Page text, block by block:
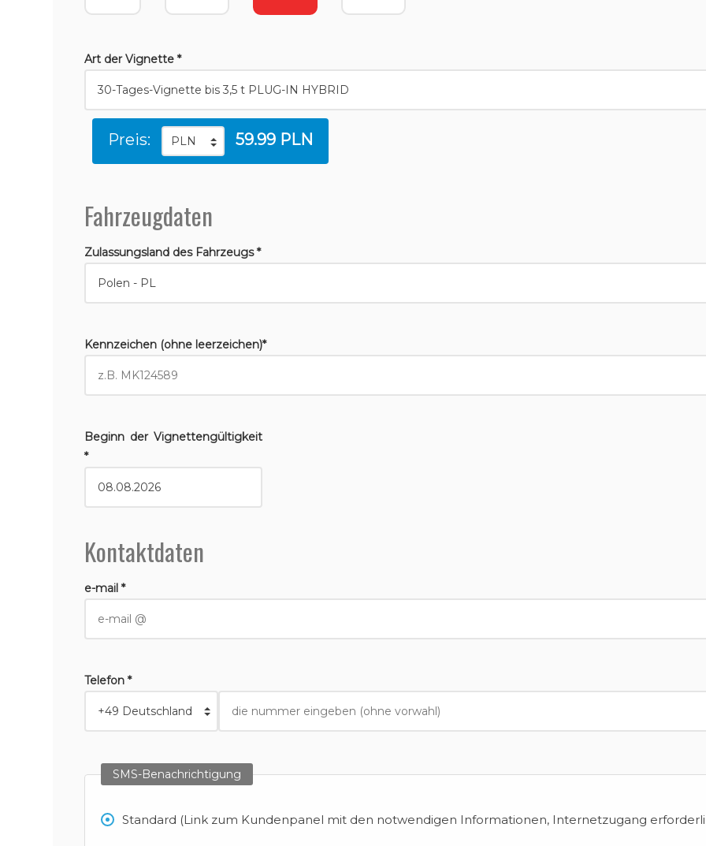
Art der Vignette *
Preis: 59.99 PLN
Fahrzeugdaten
Zulassungsland des Fahrzeugs *
Kennzeichen (ohne leerzeichen)*
Beginn der Vignettengültigkeit
*
Kontaktdaten
e-mail *
Telefon *
SMS-Benachrichtigung
Standard (Link zum Kundenpanel mit den notwendigen Informationen, Internetzugang